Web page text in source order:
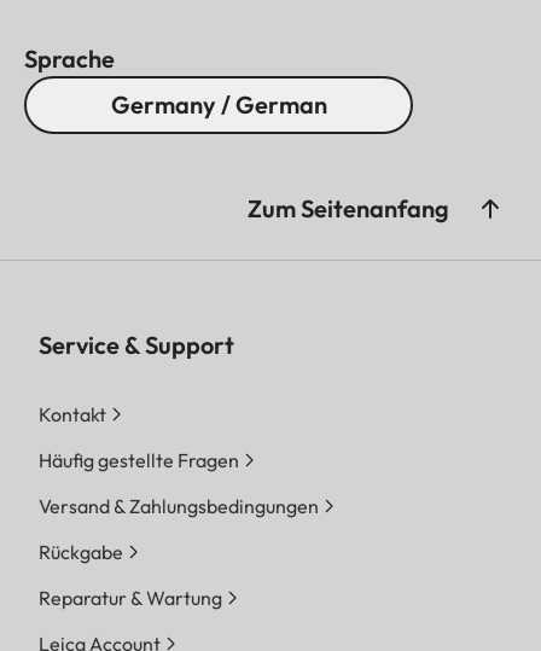
Sprache
Germany / German
Zum Seitenanfang
Service & Support
Kontakt
Häufig gestellte Fragen
Versand & Zahlungsbedingungen
Rückgabe
Reparatur & Wartung
Leica Account